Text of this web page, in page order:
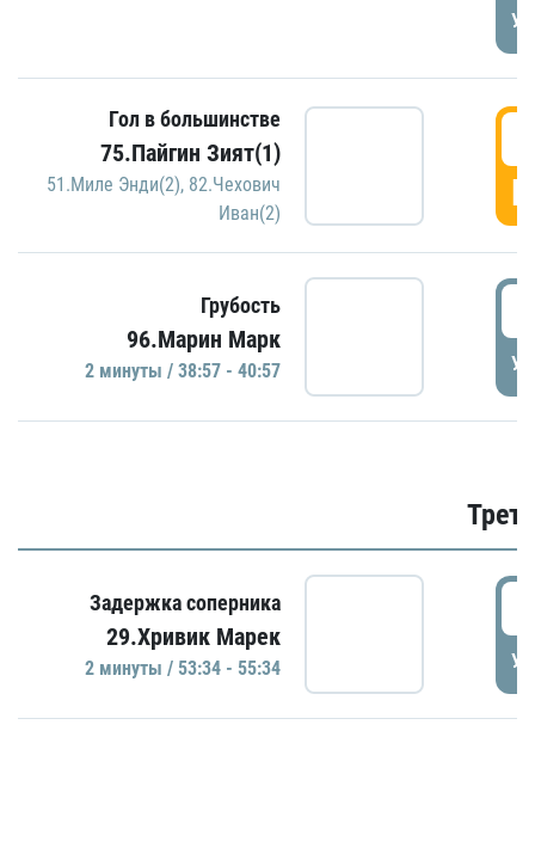
Гол в большинстве
75.Пайгин Зият(1)
51.Миле Энди(2), 82.Чехович
Иван(2)
Грубость
96.Марин Марк
2 минуты / 38:57 - 40:57
Задержка соперника
29.Хривик Марек
2 минуты / 53:34 - 55:34